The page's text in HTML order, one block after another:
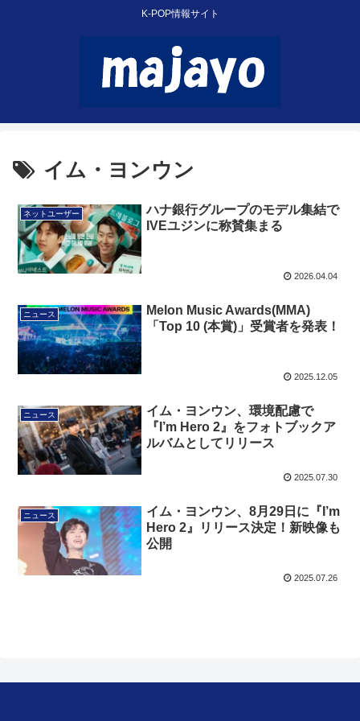
K-POP情報サイト
イム・ヨンウン
ネットユーザー
ハナ銀行グループのモデル集結で
IVEユジンに称賛集まる
2026.04.04
ニュース
Melon Music Awards(MMA)
「Top 10 (本賞)」受賞者を発表！
2025.12.05
ニュース
イム・ヨンウン、環境配慮で
『I’m Hero 2』をフォトブックア
ルバムとしてリリース
2025.07.30
ニュース
イム・ヨンウン、8月29日に『I’m
Hero 2』リリース決定！新映像も
公開
2025.07.26